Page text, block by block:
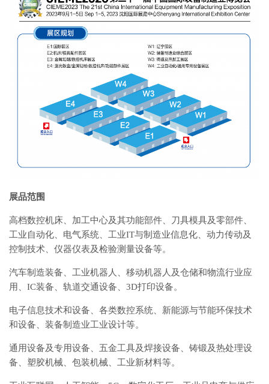
展品范围
高档数控机床、加工中心及其功能部件、刀具模具及零部件、
工业自动化、电气系统、工业IT与制造业信息化、动力传动及
控制技术、仪器仪表及检验测量设备等。
汽车制造装备、工业机器人、移动机器人及仓储和物流行业应
用、IC装备、轨道交通设备、3D打印设备。
电子信息技术和设备、各类数控系统、新能源与节能环保技术
和设备、装备制造业工业设计等。
通用设备及专用设备、五金工具及焊接设备、铸锻及热处理设
备、塑胶机械、包装机械、工业新材料等。